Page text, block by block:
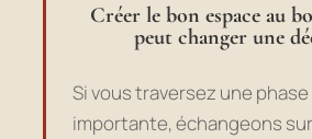
Créer le bon espace au
peut changer une
Si vous traversez une
importante, échangeons